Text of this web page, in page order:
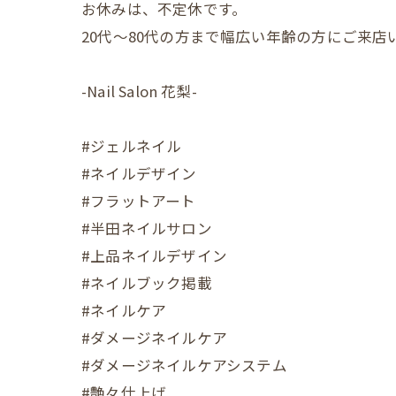
お休みは、不定休です。
20代〜80代の方まで幅広い年齢の方にご来
-Nail Salon 花梨-
#ジェルネイル
#ネイルデザイン
#フラットアート
#半田ネイルサロン
#上品ネイルデザイン
#ネイルブック掲載
#ネイルケア
#ダメージネイルケア
#ダメージネイルケアシステム